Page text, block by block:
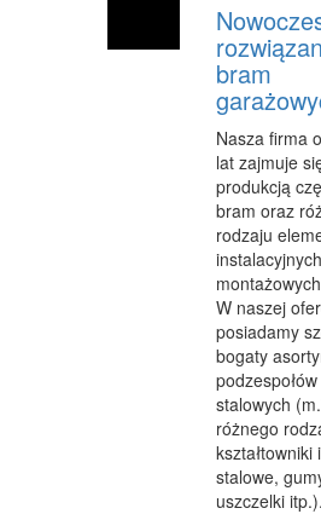
LECZENIE
SALONY
SPRZĘT
WEB
KONTAKT
bram
Nasza firma
lat zajmuje
produkcją
bram oraz
rodzaju
W naszej
posiadamy
bogaty
stalowych
różnego
kształtowniki
stalowe,
uszczelki